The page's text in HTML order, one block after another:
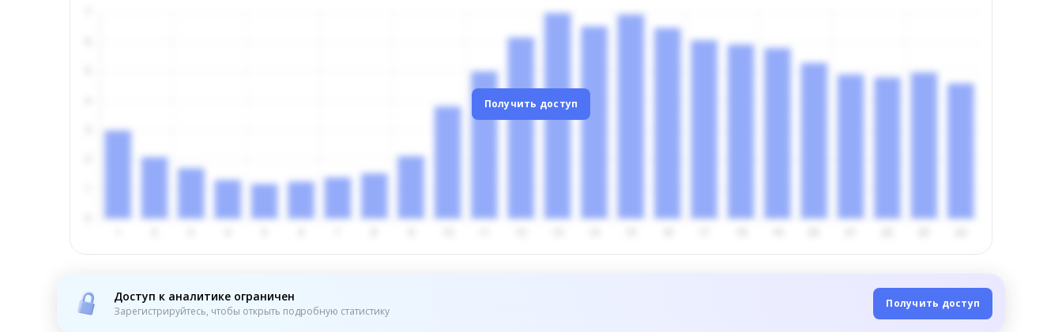
Получить доступ
Доступ к аналитике ограничен
Зарегистрируйтесь, чтобы открыть подробную статистику
Получить доступ